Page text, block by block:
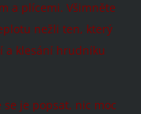
a plícemi. Všimněte
nežli ten, který
a klesání hrudníku
je popsat, nic moc